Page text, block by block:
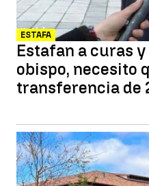
ESTAFA
Estafan a curas
obispo, necesito
transferencia de